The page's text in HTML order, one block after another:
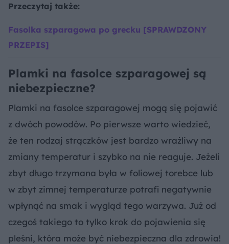
Przeczytaj także:
Fasolka szparagowa po grecku [SPRAWDZONY
PRZEPIS]
Plamki na fasolce szparagowej są
niebezpieczne?
Plamki na fasolce szparagowej mogą się pojawić
z dwóch powodów. Po pierwsze warto wiedzieć,
że ten rodzaj strączków jest bardzo wrażliwy na
zmiany temperatur i szybko na nie reaguje. Jeżeli
zbyt długo trzymana była w foliowej torebce lub
w zbyt zimnej temperaturze potrafi negatywnie
wpłynąć na smak i wygląd tego warzywa. Już od
czegoś takiego to tylko krok do pojawienia się
pleśni, która może być niebezpieczna dla zdrowia!